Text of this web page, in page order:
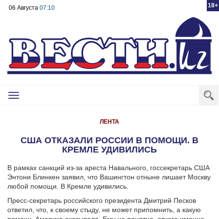
18+
06 Августа 07:10
Toggle
ЛЕНТА
США ОТКАЗАЛИ РОССИИ В ПОМОЩИ. В
КРЕМЛЕ УДИВИЛИСЬ
В рамках санкций из-за ареста Навального, госсекретарь США
Энтони Блинкен заявил, что Вашингтон отныне лишает Москву
любой помощи. В Кремле удивились.
Пресс-секретарь российского президента Дмитрий Песков
ответил, что, к своему стыду, не может припомнить, а какую